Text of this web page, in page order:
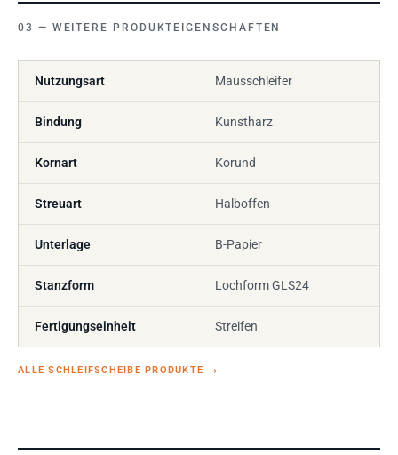
WEITERE PRODUKTEIGENSCHAFTEN
Nutzungsart Mausschleifer
Bindung Kunstharz
Kornart Korund
Streuart Halboffen
Unterlage B-Papier
Stanzform Lochform GLS24
Fertigungseinheit Streifen
ALLE SCHLEIFSCHEIBE PRODUKTE →